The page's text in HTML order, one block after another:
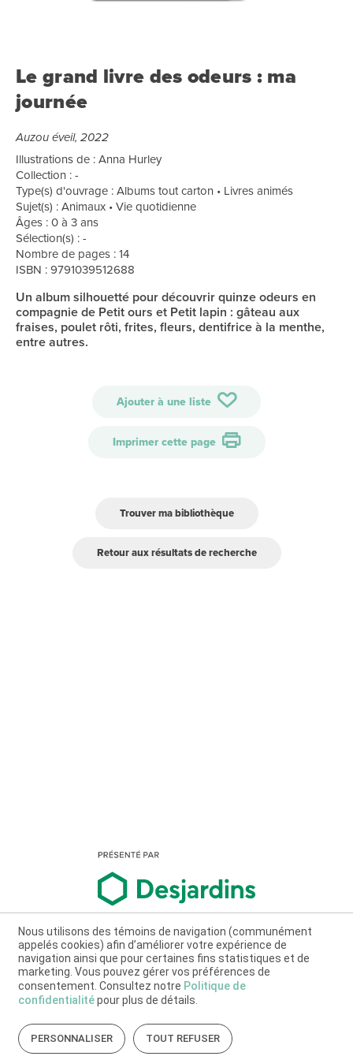
Le grand livre des odeurs : ma
journée
Auzou éveil, 2022
Illustrations de : Anna Hurley
Collection : -
Type(s) d'ouvrage : Albums tout carton • Livres animés
Sujet(s) : Animaux • Vie quotidienne
Âges : 0 à 3 ans
Sélection(s) : -
Nombre de pages : 14
ISBN : 9791039512688
Un album silhouetté pour découvrir quinze odeurs en
compagnie de Petit ours et Petit lapin : gâteau aux
fraises, poulet rôti, frites, fleurs, dentifrice à la menthe,
entre autres.
Ajouter à une liste
Imprimer cette page
Trouver ma bibliothèque
Retour aux résultats de recherche
Nous utilisons des témoins de navigation (communément
appelés cookies) afin d’améliorer votre expérience de
navigation ainsi que pour certaines fins statistiques et de
marketing. Vous pouvez gérer vos préférences de
consentement. Consultez notre Politique de
confidentialitépour plus de détails.
PERSONNALISER TOUT REFUSER